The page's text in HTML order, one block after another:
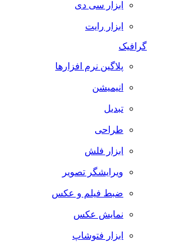
ابزار سی دی
ابزار رایت
گرافیک
پلاگین نرم افزارها
انیمیشن
تبدیل
طراحی
ابزار فلش
ویرایشگر تصویر
ضبط فيلم و عكس
نمایش عکس
ابزار فتوشاپ